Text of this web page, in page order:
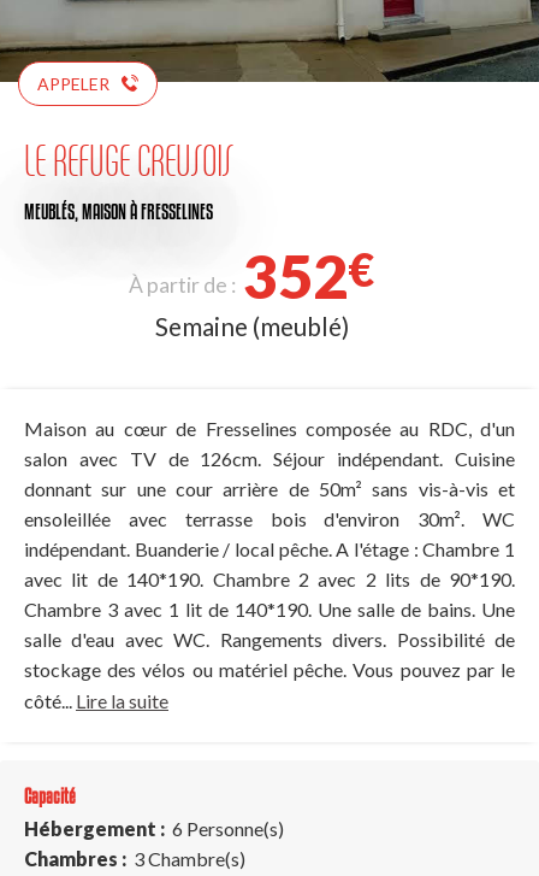
APPELER
LE REFUGE CREUSOIS
MEUBLÉS, MAISONÀ FRESSELINES
À partir de : 352€
Semaine (meublé)
Maison au cœur de Fresselines composée au RDC, d'un
salon avec TV de 126cm. Séjour indépendant. Cuisine
donnant sur une cour arrière de 50m² sans vis-à-vis et
ensoleillée avec terrasse bois d'environ 30m². WC
indépendant. Buanderie / local pêche. A l'étage : Chambre 1
avec lit de 140*190. Chambre 2 avec 2 lits de 90*190.
Chambre 3 avec 1 lit de 140*190. Une salle de bains. Une
salle d'eau avec WC. Rangements divers. Possibilité de
stockage des vélos ou matériel pêche. Vous pouvez par le
côté... Lire la suite
Capacité
Hébergement : 6 Personne(s)
Chambres : 3 Chambre(s)